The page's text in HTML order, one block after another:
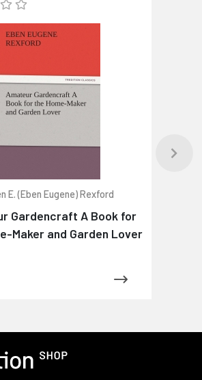
E. (Eben Eugene) Rexford
Gardencraft A Book for
Maker and Garden Lover